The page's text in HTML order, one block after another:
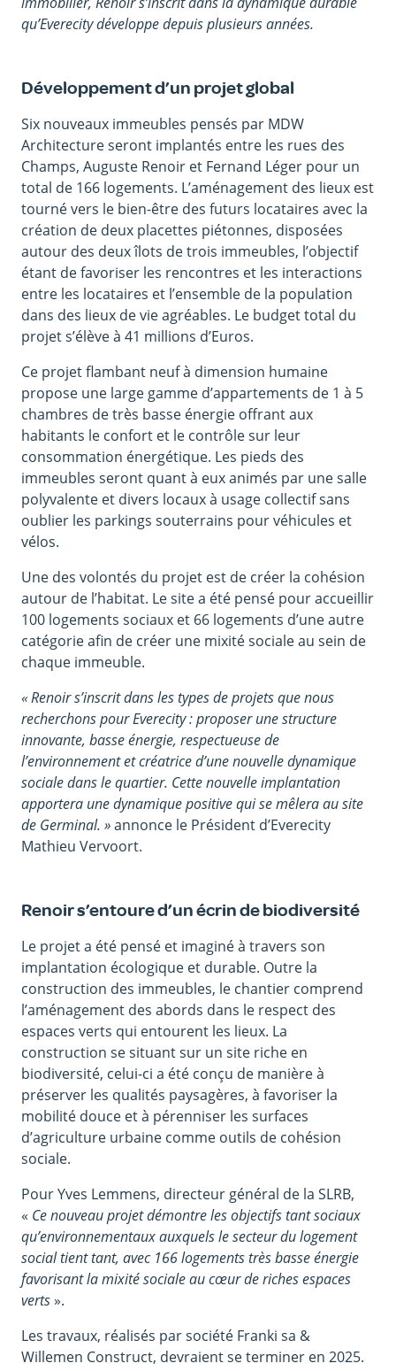
qu’Everecity développe depuis plusieurs années.
Développement d’un projet global
Six nouveaux immeubles pensés par MDW
Architecture seront implantés entre les rues des
Champs, Auguste Renoir et Fernand Léger pour un
total de 166 logements. L’aménagement des lieux est
tourné vers le bien-être des futurs locataires avec la
création de deux placettes piétonnes, disposées
autour des deux îlots de trois immeubles, l’objectif
étant de favoriser les rencontres et les interactions
entre les locataires et l’ensemble de la population
dans des lieux de vie agréables. Le budget total du
projet s’élève à 41 millions d’Euros.
Ce projet flambant neuf à dimension humaine
propose une large gamme d’appartements de 1 à 5
chambres de très basse énergie offrant aux
habitants le confort et le contrôle sur leur
consommation énergétique. Les pieds des
immeubles seront quant à eux animés par une salle
polyvalente et divers locaux à usage collectif sans
oublier les parkings souterrains pour véhicules et
vélos.
Une des volontés du projet est de créer la cohésion
autour de l’habitat. Le site a été pensé pour accueillir
100 logements sociaux et 66 logements d’une autre
catégorie afin de créer une mixité sociale au sein de
chaque immeuble.
« Renoir s’inscrit dans les types de projets que nous
recherchons pour Everecity : proposer une structure
innovante, basse énergie, respectueuse de
l’environnement et créatrice d’une nouvelle dynamique
sociale dans le quartier. Cette nouvelle implantation
apportera une dynamique positive qui se mêlera au site
de Germinal. »annonce le Président d’Everecity
Mathieu Vervoort.
Renoir s’entoure d’un écrin de biodiversité
Le projet a été pensé et imaginé à travers son
implantation écologique et durable. Outre la
construction des immeubles, le chantier comprend
l’aménagement des abords dans le respect des
espaces verts qui entourent les lieux. La
construction se situant sur un site riche en
biodiversité, celui-ci a été conçu de manière à
préserver les qualités paysagères, à favoriser la
mobilité douce et à pérenniser les surfaces
d’agriculture urbaine comme outils de cohésion
sociale.
Pour Yves Lemmens, directeur général de la SLRB,
« Ce nouveau projet démontre les objectifs tant sociaux
qu’environnementaux auxquels le secteur du logement
social tient tant, avec 166 logements très basse énergie
favorisant la mixité sociale au cœur de riches espaces
verts».
Les travaux, réalisés par société Franki sa &
Willemen Construct, devraient se terminer en 2025.